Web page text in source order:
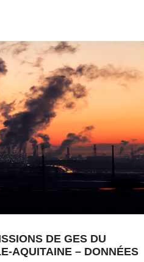
DE GES DU
AQUITAINE – DONNÉES